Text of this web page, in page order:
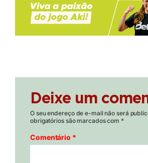
Deixe um
O seu endereço de e-mail não será
obrigatórios são marcados com *
Comentário *